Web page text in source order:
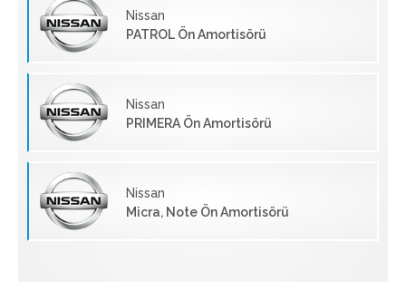
Nissan
PATROL Ön Amortisörü
Nissan
PRIMERA Ön Amortisörü
Nissan
Micra, Note Ön Amortisörü